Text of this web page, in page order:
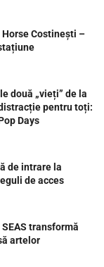
Costinești –
două „vieți” de la
pentru toți:
Days
de intrare la
de acces
transformă
artelor